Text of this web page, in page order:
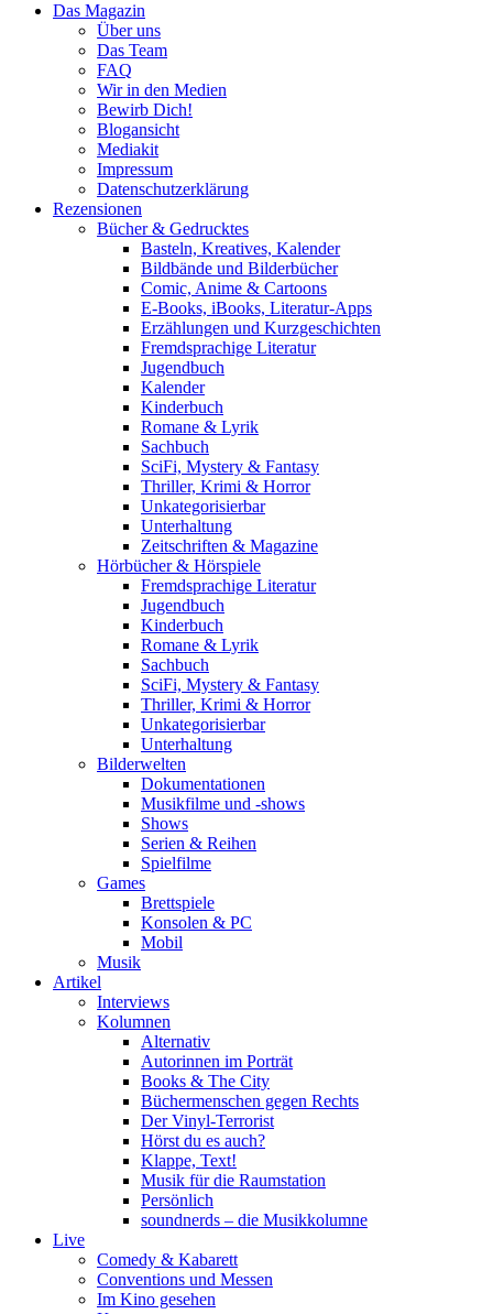
Das Magazin
Über uns
Das Team
FAQ
Wir in den Medien
Bewirb Dich!
Blogansicht
Mediakit
Impressum
Datenschutzerklärung
Rezensionen
Bücher & Gedrucktes
Basteln, Kreatives, Kalender
Bildbände und Bilderbücher
Comic, Anime & Cartoons
E-Books, iBooks, Literatur-Apps
Erzählungen und Kurzgeschichten
Fremdsprachige Literatur
Jugendbuch
Kalender
Kinderbuch
Romane & Lyrik
Sachbuch
SciFi, Mystery & Fantasy
Thriller, Krimi & Horror
Unkategorisierbar
Unterhaltung
Zeitschriften & Magazine
Hörbücher & Hörspiele
Fremdsprachige Literatur
Jugendbuch
Kinderbuch
Romane & Lyrik
Sachbuch
SciFi, Mystery & Fantasy
Thriller, Krimi & Horror
Unkategorisierbar
Unterhaltung
Bilderwelten
Dokumentationen
Musikfilme und -shows
Shows
Serien & Reihen
Spielfilme
Games
Brettspiele
Konsolen & PC
Mobil
Musik
Artikel
Interviews
Kolumnen
Alternativ
Autorinnen im Porträt
Books & The City
Büchermenschen gegen Rechts
Der Vinyl-Terrorist
Hörst du es auch?
Klappe, Text!
Musik für die Raumstation
Persönlich
soundnerds – die Musikkolumne
Live
Comedy & Kabarett
Conventions und Messen
Im Kino gesehen